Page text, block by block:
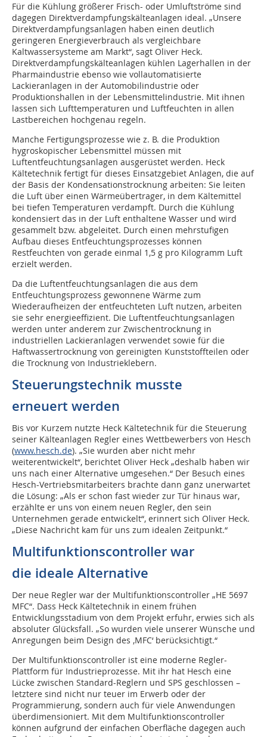
Für die Kühlung größerer Frisch- oder Umluftströme sind
dagegen Direktverdampfungskälteanlagen ideal. „Unsere
Direktverdampfungsanlagen haben einen deutlich
geringeren Energieverbrauch als vergleichbare
Kaltwassersysteme am Markt“, sagt Oliver Heck.
Direktverdampfungskälteanlagen kühlen Lagerhallen in der
Pharmaindustrie ebenso wie vollautomatisierte
Lackieranlagen in der Automobilindustrie oder
Produktionshallen in der Lebensmittelindustrie. Mit ihnen
lassen sich Lufttemperaturen und Luftfeuchten in allen
Lastbereichen hochgenau regeln.
Manche Fertigungsprozesse wie z. B. die Produktion
hygroskopischer Lebensmittel müssen mit
Luftentfeuchtungsanlagen ausgerüstet werden. Heck
Kältetechnik fertigt für dieses Einsatzgebiet Anlagen, die auf
der Basis der Kondensationstrocknung arbeiten: Sie leiten
die Luft über einen Wärmeübertrager, in dem Kältemittel
bei tiefen Temperaturen verdampft. Durch die Kühlung
kondensiert das in der Luft enthaltene Wasser und wird
gesammelt bzw. abgeleitet. Durch einen mehrstufigen
Aufbau dieses Entfeuchtungsprozesses können
Restfeuchten von gerade einmal 1,5 g pro Kilogramm Luft
erzielt werden.
Da die Luftentfeuchtungsanlagen die aus dem
Entfeuchtungsprozess gewonnene Wärme zum
Wiederaufheizen der entfeuchteten Luft nutzen, arbeiten
sie sehr energieeffizient. Die Luftentfeuchtungsanlagen
werden unter anderem zur Zwischentrocknung in
industriellen Lackieranlagen verwendet sowie für die
Haftwassertrocknung von gereinigten Kunststoffteilen oder
die Trocknung von Industrieklebern.
Steuerungstechnik musste
erneuert werden
Bis vor Kurzem nutzte Heck Kältetechnik für die Steuerung
seiner Kälteanlagen Regler eines Wettbewerbers von Hesch
(www.hesch.de). „Sie wurden aber nicht mehr
weiterentwickelt“, berichtet Oliver Heck „deshalb haben wir
uns nach einer Alternative umgesehen.“ Der Besuch eines
Hesch-Vertriebsmitarbeiters brachte dann ganz unerwartet
die Lösung: „Als er schon fast wieder zur Tür hinaus war,
erzählte er uns von einem neuen Regler, den sein
Unternehmen gerade entwickelt“, erinnert sich Oliver Heck.
„Diese Nachricht kam für uns zum idealen Zeitpunkt.“
Multifunktionscontroller war
die ideale Alternative
Der neue Regler war der Multifunktionscon­troller „HE 5697
MFC“. Dass Heck Kältetechnik in einem frühen
Entwicklungsstadium von dem Projekt erfuhr, erwies sich als
absoluter Glücksfall. „So wurden viele unserer Wünsche und
Anregungen beim Design des ‚MFC‘ berücksichtigt.“
Der Multifunktionscontroller ist eine moderne Regler-
Plattform für Industrieprozesse. Mit ihr hat Hesch eine
Lücke zwischen Standard-Reglern und SPS geschlossen –
letztere sind nicht nur teuer im Erwerb oder der
Programmierung, sondern auch für viele Anwendungen
überdimensioniert. Mit dem Multifunktionscontroller
können aufgrund der einfachen Oberfläche dagegen auch